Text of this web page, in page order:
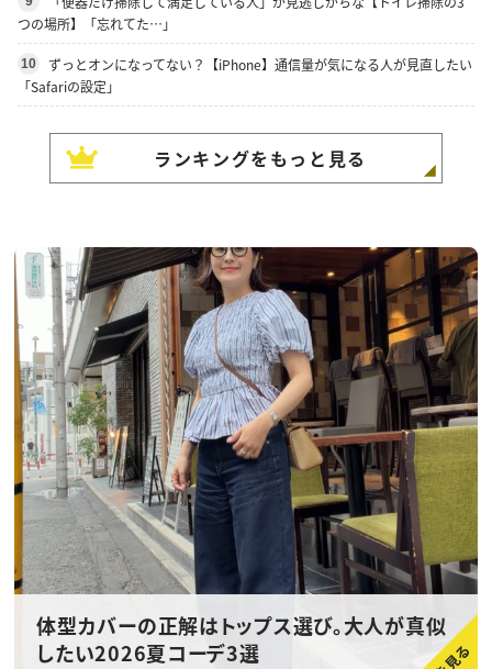
つの場所】「忘れてた…」
10
ずっとオンになってない？【iPhone】通信量が気になる人が見直したい
「Safariの設定」
ランキングをもっと見る
体型カバーの正解はトップス選び。大人が真似
したい2026夏コーデ3選